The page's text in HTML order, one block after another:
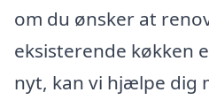
om du ønsker at
eksisterende køkken
nyt, kan vi hjælpe dig